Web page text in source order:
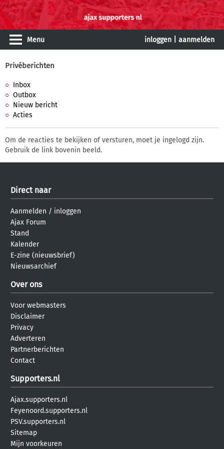
Menu inloggen aanmelden
Privéberichten
Inbox
Outbox
Nieuw bericht
Acties
Om de reacties te bekijken of versturen, moet je ingelogd zijn.
Gebruik de link bovenin beeld.
Direct naar
Aanmelden / inloggen
Ajax Forum
Stand
Kalender
E-zine (nieuwsbrief)
Nieuwsarchief
Over ons
Voor webmasters
Disclaimer
Privacy
Adverteren
Partnerberichten
Contact
Supporters.nl
Ajax.supporters.nl
Feyenoord.supporters.nl
PSV.supporters.nl
Sitemap
Mijn voorkeuren